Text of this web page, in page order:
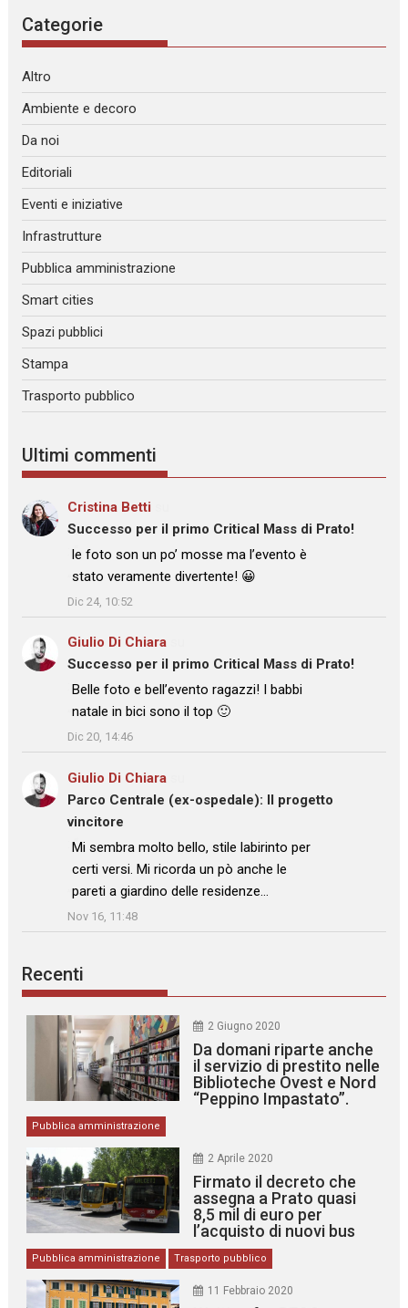
Categorie
Altro
Ambiente e decoro
Da noi
Editoriali
Eventi e iniziative
Infrastrutture
Pubblica amministrazione
Smart cities
Spazi pubblici
Stampa
Trasporto pubblico
Ultimi commenti
Cristina Betti
Successo per il primo Critical Mass di Prato!
: “
le foto son un po’ mosse ma l’evento è
stato veramente divertente! 😀
”
Dic 24, 10:52
Giulio Di Chiara
Successo per il primo Critical Mass di Prato!
: “Belle foto e bell’evento ragazzi! I babbi
natale in bici sono il top 🙂
”
Dic 20, 14:46
Giulio Di Chiara
Parco Centrale (ex-ospedale): Il progetto
vincitore
: “
Mi sembra molto bello, stile labirinto per
certi versi. Mi ricorda un pò anche le
pareti a giardino delle residenze…
”
Nov 16, 11:48
Recenti
2 Giugno 2020
Da domani riparte anche
il servizio di prestito nelle
Biblioteche Ovest e Nord
“Peppino Impastato”.
Pubblica amministrazione
2 Aprile 2020
Firmato il decreto che
assegna a Prato quasi
8,5 mil di euro per
l’acquisto di nuovi bus
Pubblica amministrazione Trasporto pubblico
11 Febbraio 2020